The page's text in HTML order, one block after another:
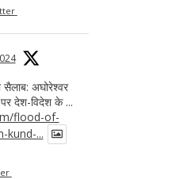
अघोरेश्वर
पर देश-विदेश के ...
flood-of-
kund-...